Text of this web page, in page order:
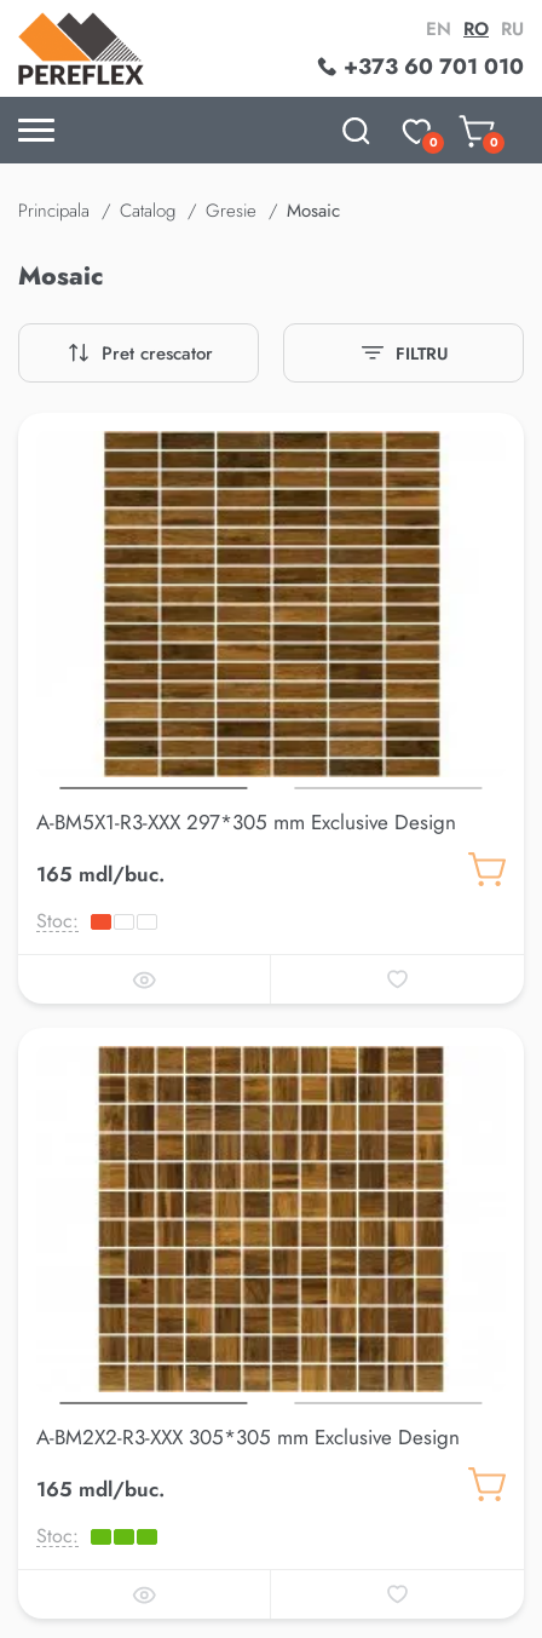
+373 60 701 010
EN RO RU
0 0
Principala Catalog Gresie Mosaic
Mosaic
Pret crescator FILTRU
A-BM5X1-R3-XXX 297*305 mm Exclusive Design
165 mdl/buc.
Stoc:
A-BM2X2-R3-XXX 305*305 mm Exclusive Design
165 mdl/buc.
Stoc: